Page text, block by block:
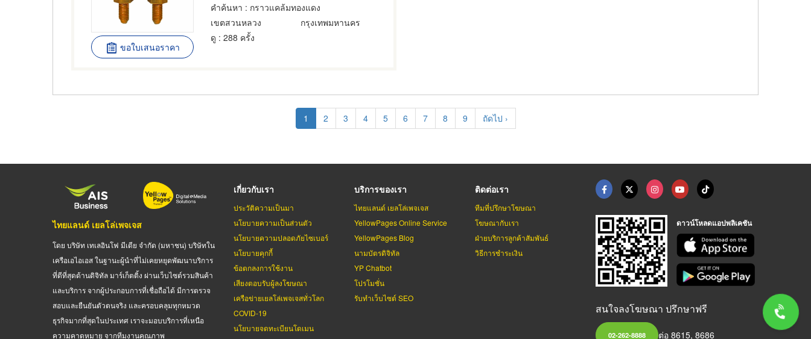
ขอใบเสนอราคา
คำค้นหา : กราวแคล้มทองแดง
เขตสวนหลวง
กรุงเทพมหานคร
ดู : 288 ครั้ง
Current
page
1 Page
2 Page
3 Page
4 Page
5 Page
6 Page
7 Page
8 Page
9
Next
page
ถัดไป ›
ไทยแลนด์ เยลโล่เพจเจส
โดย บริษัท เทเลอินโฟ มีเดีย จำกัด (มหาชน) บริษัทใน
เครือเอไอเอส ในฐานะผู้นำที่ไม่เคยหยุดพัฒนาบริการ
ที่ดีที่สุดด้านดิจิทัล มาร์เก็ตติ้ง ผ่านเว็บไซต์รวมสินค้า
และบริการ จากผู้ประกอบการที่เชื่อถือได้ มีการตรวจ
สอบและยืนยันตัวตนจริง และครอบคลุมทุกหมวด
ธุรกิจมากที่สุดในประเทศ เราจะมอบบริการที่เหนือ
ความคาดหมาย จากทีมงานคุณภาพ
เกี่ยวกับเรา
ประวัติความเป็นมา
นโยบายความเป็นส่วนตัว
นโยบายความปลอดภัยไซเบอร์
นโยบายคุกกี้
ข้อตกลงการใช้งาน
เสียงตอบรับผู้ลงโฆษณา
เครือข่ายเยลโล่เพจเจสทั่วโลก
COVID-19
นโยบายจดทะเบียนโดเมน
บริการของเรา
ไทยแลนด์ เยลโล่เพจเจส
YellowPages Online Service
YellowPages Blog
นามบัตรดิจิทัล
YP Chatbot
โปรโมชั่น
รับทำเว็บไซต์ SEO
ติดต่อเรา
ทีมที่ปรึกษาโฆษณา
โฆษณากับเรา
ฝ่ายบริการลูกค้าสัมพันธ์
วิธีการชำระเงิน
ดาวน์โหลดแอปพลิเคชัน
สนใจลงโฆษณา ปรึกษาฟรี
02-262-8888 ต่อ 8615, 8686